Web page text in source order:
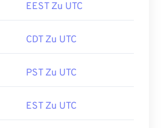
EEST Zu UTC
CDT Zu UTC
PST Zu UTC
EST Zu UTC